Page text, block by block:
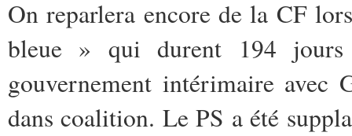
On reparlera encore de la CF
bleue » qui durent 194 jours
gouvernement intérimaire avec
dans coalition. Le PS a été